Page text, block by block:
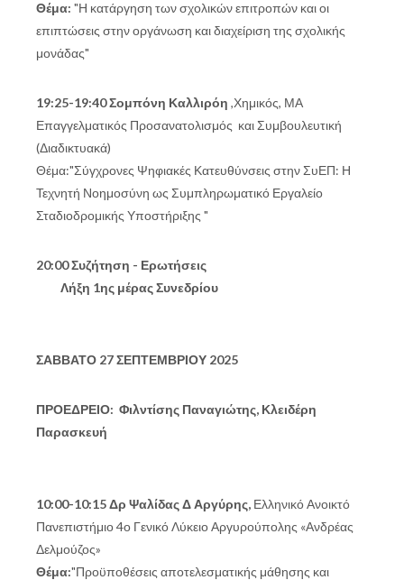
Θέμα: "Η κατάργηση των σχολικών επιτροπών και οι
επιπτώσεις στην οργάνωση και διαχείριση της σχολικής
μονάδας"
19:25-19:40 Σομπόνη Καλλιρόη ,Χημικός, ΜΑ
Επαγγελματικός Προσανατολισμός και Συμβουλευτική
(Διαδικτυακά)
Θέμα:"Σύγχρονες Ψηφιακές Κατευθύνσεις στην ΣυΕΠ: Η
Τεχνητή Νοημοσύνη ως Συμπληρωματικό Εργαλείο
Σταδιοδρομικής Υποστήριξης "
20:00 Συζήτηση - Ερωτήσεις
Λήξη 1ης μέρας Συνεδρίου
ΣΑΒΒΑΤΟ 27 ΣΕΠΤΕΜΒΡΙΟΥ 2025
ΠΡΟΕΔΡΕΙΟ: Φιλντίσης Παναγιώτης, Κλειδέρη
Παρασκευή
10:00-10:15 Δρ Ψαλίδας Δ Αργύρης, Ελληνικό Ανοικτό
Πανεπιστήμιο 4ο Γενικό Λύκειο Αργυρούπολης «Ανδρέας
Δελμούζος»
Θέμα:"Προϋποθέσεις αποτελεσματικής μάθησης και